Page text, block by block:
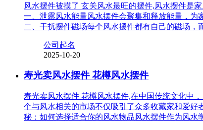
风水摆件被摸了 玄关风水最旺的摆件,风水摆件是
一、泄露风水能量风水摆件会聚集和释放能量，
二、干扰摆件磁场每个风水摆件都有自己的磁场
公司起名
2025-10-20
寿光卖风水摆件 花樽风水摆件
寿光卖风水摆件 花樽风水摆件,在中国传统文化中
个与风水相关的市场不仅吸引了众多收藏家和爱
秘：如何选择适合你的风水物品风水摆件作为风